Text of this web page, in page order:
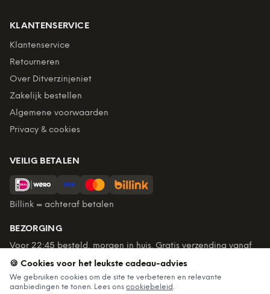
KLANTENSERVICE
Klantenservice
Retourneren
Over Ditverzinjeniet
Zakelijk bestellen
Algemene voorwaarden
Privacy & cookies
VEILIG BETALEN
Billink = achteraf betalen
BEZORGING
Voor 22:45 besteld, morgen in huis. Gratis verzending vanaf
€60. Tot 365 dagen retourneren.
★ 4,7/5 uit 6.227beoordelingen
🍪 Cookies voor het leukste cadeau-advies
We gebruiken cookies om de site te verbeteren en relevante
aanbiedingen te tonen. Lees ons cookiebeleid.